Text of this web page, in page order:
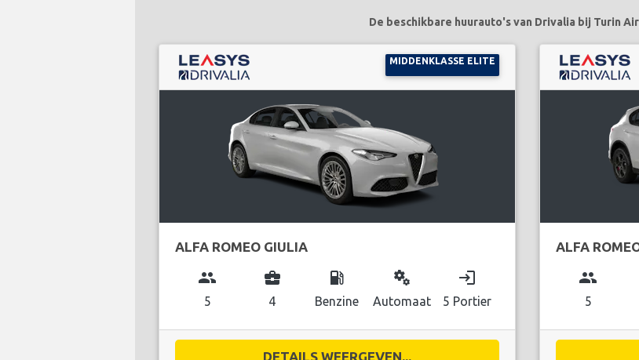
De beschikbare huurauto's van Drivalia bij Turin
MIDDENKLASSE ELITE
ALFA ROMEO GIULIA
group
5
business_center
4
local_gas_station
Benzine
miscellaneous_services
Automaat
login
5 Portier
DETAILS WEERGEVEN...
ALFA
group
5